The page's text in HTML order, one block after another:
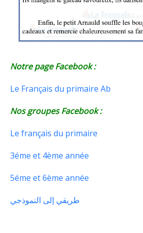
Notre page Facebook :
Le Français du primaire Ab
Nos groupes Facebook :
Le français du primaire
3éme et 4ème année
5éme et 6ème année
طريقي إلى النموذجي